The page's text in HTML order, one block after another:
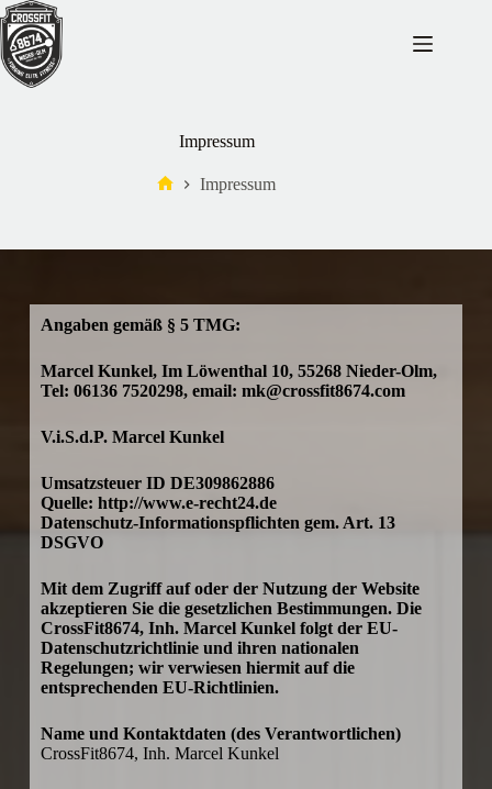
Impressum
Impressum
Angaben gemäß § 5 TMG:
Marcel Kunkel, Im Löwenthal 10, 55268 Nieder-Olm,
Tel: 06136 7520298, email: mk@crossfit8674.com
V.i.S.d.P. Marcel Kunkel
Umsatzsteuer ID DE309862886
Quelle: http://www.e-recht24.de
Datenschutz-Informationspflichten gem. Art. 13
DSGVO
Mit dem Zugriff auf oder der Nutzung der Website
akzeptieren Sie die gesetzlichen Bestimmungen. Die
CrossFit8674, Inh. Marcel Kunkel folgt der EU-
Datenschutzrichtlinie und ihren nationalen
Regelungen; wir verwiesen hiermit auf die
entsprechenden EU-Richtlinien.
Name und Kontaktdaten (des Verantwortlichen)
CrossFit8674, Inh. Marcel Kunkel